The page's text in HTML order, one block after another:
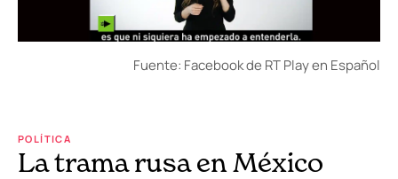
Fuente: Facebook de RT Play en Español
POLÍTICA
La trama rusa en México